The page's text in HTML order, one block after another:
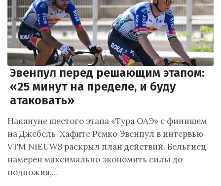
Эвенпул перед решающим этапом:
«25 минут на пределе, и буду
атаковать»
Накануне шестого этапа «Тура ОАЭ» с финишем
на Джебель-Хафите Ремко Эвенпул в интервью
VTM NIEUWS раскрыл план действий. Бельгиец
намерен максимально экономить силы до
подножия,…